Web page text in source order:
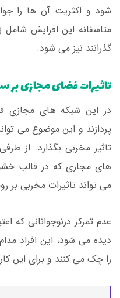
شود و اکثریت آن ها را
متاسفانه این افزایش شامل
گذرانند نیز می شود.
تاثیرات فضای مجازی بر
در این شبکه های مجازی
پردازند و این موضوع می
تاثیر مخربی بگذارد. از
های مجازی که در قالب
می تواند تاثیرات مخربی بر
عدم تمرکز درنوجوانانی که
دیده می شود، این افراد
را چک می کنند و برای این